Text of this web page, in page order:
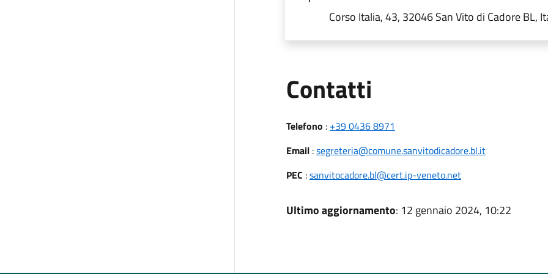
Corso Italia, 43, 32046 San Vito di Cadore BL,
Contatti
Telefono : +39 0436 8971
Email:segreteria@comune.sanvitodicadore.bl.it
PEC :sanvitocadore.bl@cert.ip-veneto.net
Ultimo aggiornamento: 12 gennaio 2024, 10:22